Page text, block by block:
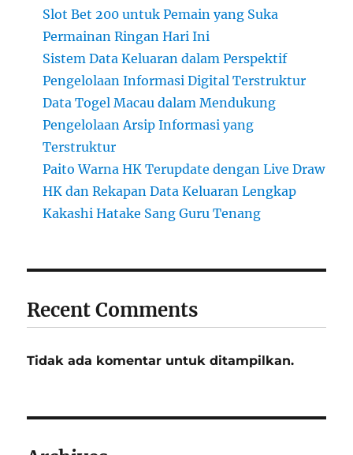
Slot Bet 200 untuk Pemain yang Suka
Permainan Ringan Hari Ini
Sistem Data Keluaran dalam Perspektif
Pengelolaan Informasi Digital Terstruktur
Data Togel Macau dalam Mendukung
Pengelolaan Arsip Informasi yang
Terstruktur
Paito Warna HK Terupdate dengan Live Draw
HK dan Rekapan Data Keluaran Lengkap
Kakashi Hatake Sang Guru Tenang
Recent Comments
Tidak ada komentar untuk ditampilkan.